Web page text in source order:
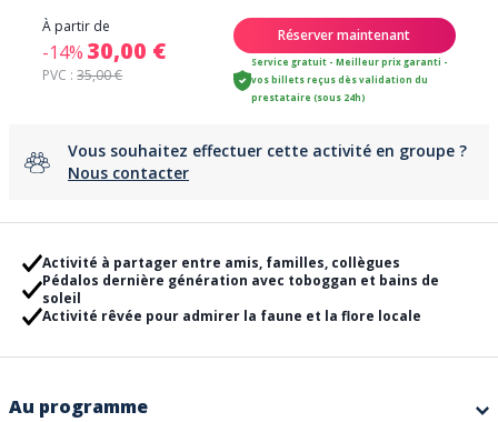
À partir de
-14% 30,00 €
PVC :35,00 €
Réserver maintenant
Service gratuit - Meilleur prix garanti -
vos billets reçus dès validation du
prestataire (sous 24h)
Vous souhaitez effectuer cette activité en groupe ?
Nous contacter
Activité à partager entre amis, familles, collègues
Pédalos dernière génération avec toboggan et bains de
soleil
Activité rêvée pour admirer la faune et la flore locale
Au programme